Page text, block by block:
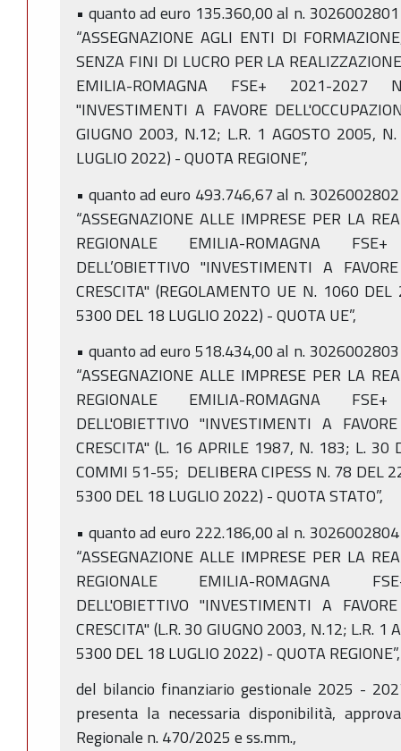
• quanto ad euro 135.360,00 al n.
“ASSEGNAZIONE AGLI ENTI DI
SENZA FINI DI LUCRO PER LA
EMILIA-ROMAGNA FSE+ 2021-2027
"INVESTIMENTI A FAVORE
GIUGNO 2003, N.12; L.R. 1 AGOSTO 2005,
LUGLIO 2022) - QUOTA REGIONE”,
• quanto ad euro 493.746,67 al n.
“ASSEGNAZIONE ALLE IMPRESE PER LA
REGIONALE EMILIA-ROMAGNA
DELL’OBIETTIVO "INVESTIMENTI A
CRESCITA" (REGOLAMENTO UE N. 1060
5300 DEL 18 LUGLIO 2022) - QUOTA UE”,
• quanto ad euro 518.434,00 al n.
“ASSEGNAZIONE ALLE IMPRESE PER LA
REGIONALE EMILIA-ROMAGNA
DELL'OBIETTIVO "INVESTIMENTI A
CRESCITA" (L. 16 APRILE 1987, N. 183; L.
COMMI 51-55; DELIBERA CIPESS N. 78 DEL
5300 DEL 18 LUGLIO 2022) - QUOTA STATO”,
• quanto ad euro 222.186,00 al n.
“ASSEGNAZIONE ALLE IMPRESE PER LA
REGIONALE EMILIA-ROMAGNA
DELL'OBIETTIVO "INVESTIMENTI A
CRESCITA" (L.R. 30 GIUGNO 2003, N.12; L.R. 1
5300 DEL 18 LUGLIO 2022) - QUOTA REGIONE”,
del bilancio finanziario gestionale 2025 -
presenta la necessaria disponibilità,
Regionale n. 470/2025 e ss.mm.,